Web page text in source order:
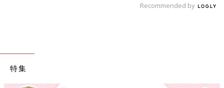
Recommended by
特集